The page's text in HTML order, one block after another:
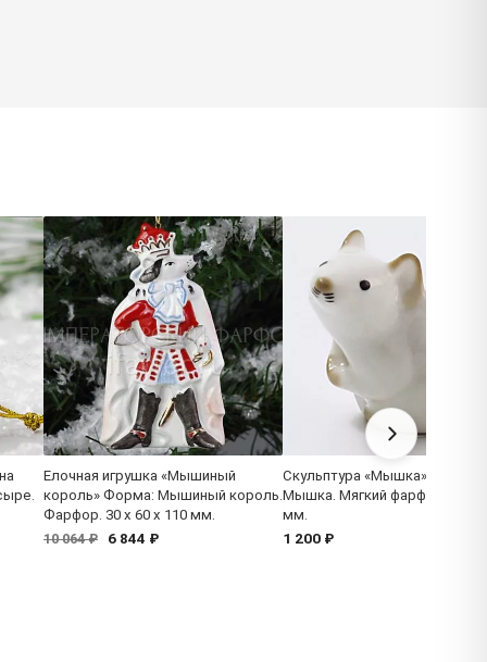
Елочная игрушка «Мышиный
король» Форма: Мышиный король.
Фарфор. 30 x 60 x 110 мм.
10 064 ₽
6 844 ₽
Скульптура «Мышка» Форма:
Мышка. Мягкий фарфор. 30 x
мм.
1 200 ₽